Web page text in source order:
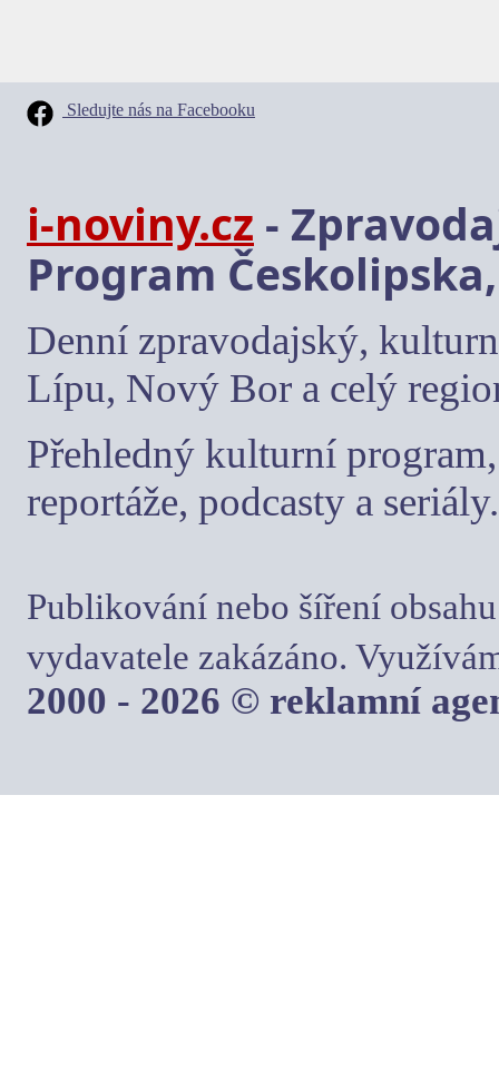
Sledujte nás na Facebooku
i-noviny.cz -
Program
Denní zpravodajský,
Lípu, Nový Bor a celý
Přehledný kulturní
reportáže, podcasty a seriály.
Publikování nebo šíření
vydavatele zakázáno.
2000 - 2026 © reklamní